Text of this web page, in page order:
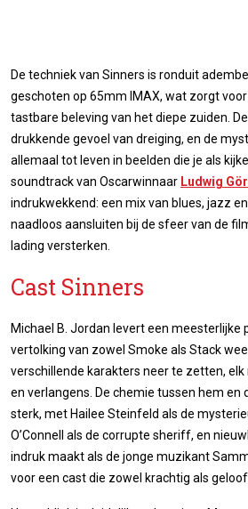
De techniek van Sinners is ronduit
geschoten op 65mm IMAX, wat zorgt
tastbare beleving van het diepe zuiden.
drukkende gevoel van dreiging, en de
allemaal tot leven in beelden die je als
soundtrack van Oscarwinnaar Ludwig
indrukwekkend: een mix van blues, jazz
naadloos aansluiten bij de sfeer van de
lading versterken.
Cast Sinners
Michael B. Jordan levert een meesterlijke
vertolking van zowel Smoke als Stack
verschillende karakters neer te zetten,
en verlangens. De chemie tussen hem en
sterk, met Hailee Steinfeld als de
O’Connell als de corrupte sheriff, en
indruk maakt als de jonge muzikant
voor een cast die zowel krachtig als